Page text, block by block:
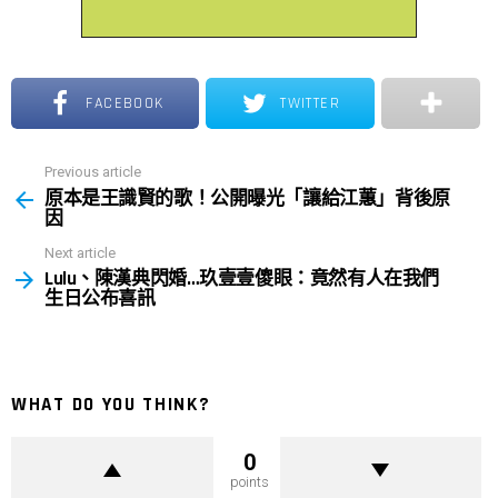
合奇幻時間差設定與跨時空虐戀，斥資億萬台幣打造
年度最受矚目的話題電影。
FACEBOOK TWITTER
more
Previous article
原本是王識賢的歌！公開曝光「讓給江蕙」背後原
因
Next article
Lulu、陳漢典閃婚…玖壹壹傻眼：竟然有人在我們
生日公布喜訊
WHAT DO YOU THINK?
0
points